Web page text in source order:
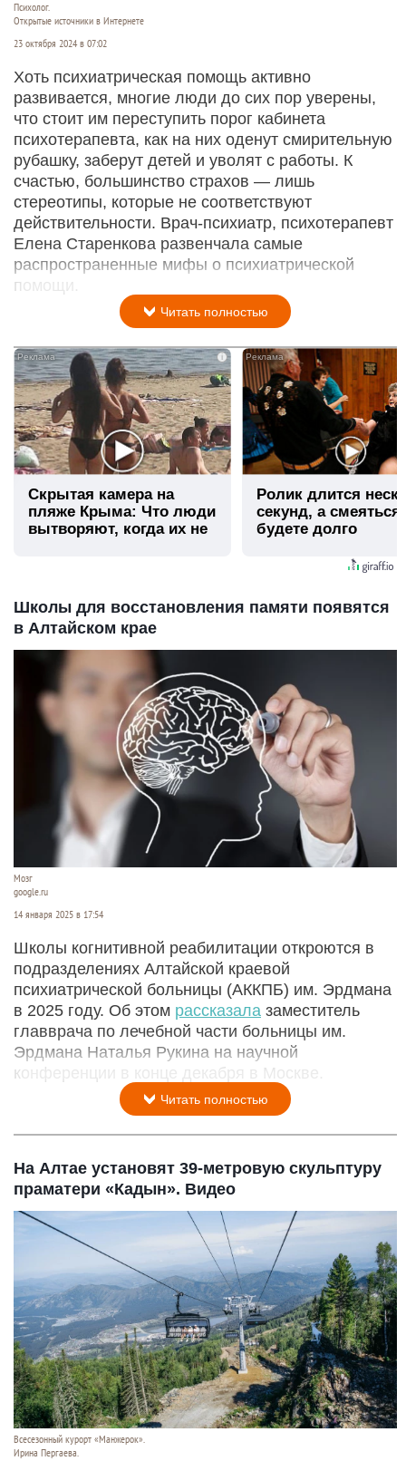
Психолог.
Открытые источники в Интернете
23 октября 2024 в 07:02
Хоть психиатрическая помощь активно
развивается, многие люди до сих пор уверены,
что стоит им переступить порог кабинета
психотерапевта, как на них оденут смирительную
рубашку, заберут детей и уволят с работы. К
счастью, большинство страхов — лишь
стереотипы, которые не соответствуют
действительности. Врач-психиатр, психотерапевт
Елена Старенкова развенчала самые
распространенные мифы о психиатрической
помощи.
Читать полностью
i
Скрытая камера на
пляже Крыма: Что люди
вытворяют, когда их не
Ролик длится
секунд, а
будете долго
Школы для восстановления памяти появятся
в Алтайском крае
Мозг
google.ru
14 января 2025 в 17:54
Школы когнитивной реабилитации откроются в
подразделениях Алтайской краевой
психиатрической больницы (АККПБ) им. Эрдмана
в 2025 году. Об этом рассказала заместитель
главврача по лечебной части больницы им.
Эрдмана Наталья Рукина на научной
конференции в конце декабря в Москве.
Читать полностью
На Алтае установят 39-метровую скульптуру
праматери «Кадын». Видео
Всесезонный курорт «Манжерок».
Ирина Пергаева.